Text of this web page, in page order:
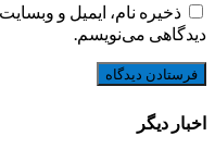
ذخیره نام، ایمیل و
دیدگاهی می‌نویسم.
اخبار دیگر